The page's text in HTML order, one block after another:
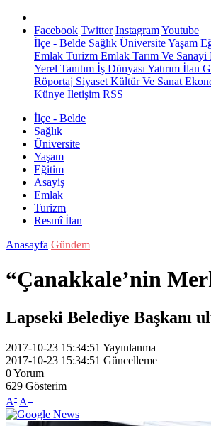
Facebook Twitter InstagramYoutube
İlçe - Belde Sağlık ÜniversiteYaşam
Emlak Turizm Emlak Tarım Ve Sanayi
Yerel Tanıtım İş Dünyası Yatırım İlan
Röportaj Siyaset Kültür Ve Sanat
Künye İletişim RSS
İlçe - Belde
Sağlık
Üniversite
Yaşam
Eğitim
Asayiş
Emlak
Turizm
Resmî İlan
Anasayfa Gündem
“Çanakkale’nin
Lapseki Belediye Başkanı
2017-10-23 15:34:51 Yayınlanma
2017-10-23 15:34:51 Güncelleme
0Yorum
629 Gösterim
A- A+